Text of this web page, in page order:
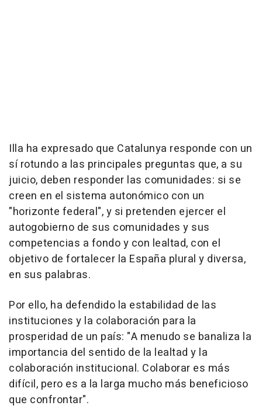
Illa ha expresado que Catalunya responde con un
sí rotundo a las principales preguntas que, a su
juicio, deben responder las comunidades: si se
creen en el sistema autonómico con un
"horizonte federal", y si pretenden ejercer el
autogobierno de sus comunidades y sus
competencias a fondo y con lealtad, con el
objetivo de fortalecer la España plural y diversa,
en sus palabras.
Por ello, ha defendido la estabilidad de las
instituciones y la colaboración para la
prosperidad de un país: "A menudo se banaliza la
importancia del sentido de la lealtad y la
colaboración institucional. Colaborar es más
difícil, pero es a la larga mucho más beneficioso
que confrontar".